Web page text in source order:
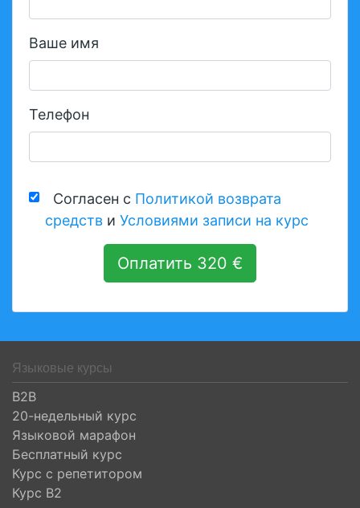
Ваше имя
Телефон
Согласен с Политикой возврата
средств и Условиями записи на курс
Оплатить 320 €
Языковые курсы
B2B
20-недельный курс
Языковой марафон
Бесплатный курс
Курс с репетитором
Курс B2